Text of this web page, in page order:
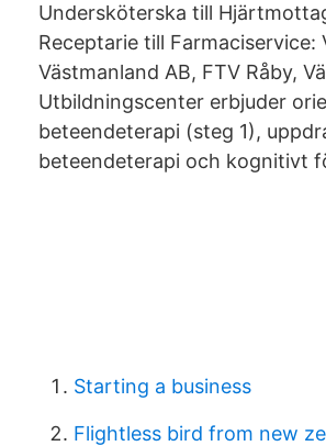
Undersköterska till
Receptarie till
Västmanland AB, FTV Råby,
Utbildningscenter erbjuder
beteendeterapi (steg 1),
beteendeterapi och kognitivt
Starting a business
Flightless bird from new